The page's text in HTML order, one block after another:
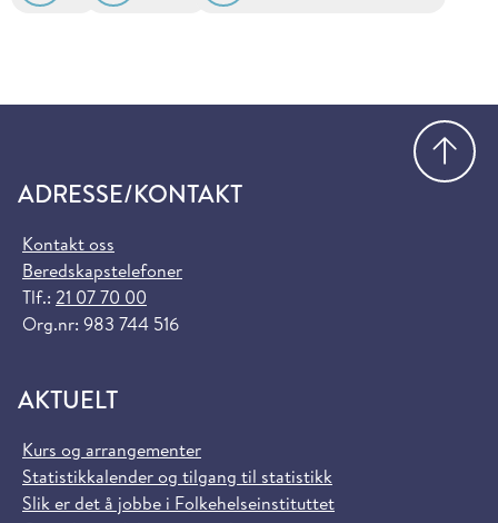
ADRESSE/KONTAKT
Kontakt oss
Beredskapstelefoner
Tlf.: 21 07 70 00
Org.nr: 983 744 516
AKTUELT
Kurs og arrangementer
Statistikkalender og tilgang til statistikk
Slik er det å jobbe i Folkehelseinstituttet